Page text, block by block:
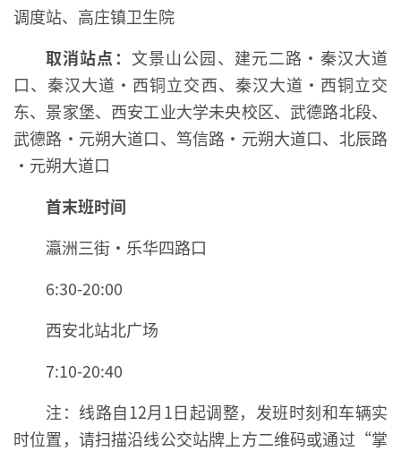
调度站、高庄镇卫生院
取消站点： 文景山公园、建元二路·秦汉大道
口、秦汉大道·西铜立交西、秦汉大道·西铜立交
东、景家堡、西安工业大学未央校区、武德路北段、
武德路·元朔大道口、笃信路·元朔大道口、北辰路
·元朔大道口
首末班时间
瀛洲三街·乐华四路口
6:30-20:00
西安北站北广场
7:10-20:40
注：线路自12月1日起调整，发班时刻和车辆实
时位置，请扫描沿线公交站牌上方二维码或通过“掌